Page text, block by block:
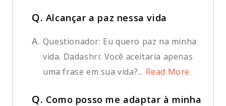
Q. Alcançar a paz nessa vida
A. Questionador: Eu quero paz na minha
vida. Dadashri: Você aceitaria apenas
uma frase em sua vida?... Read More
Q. Como posso me adaptar à minha